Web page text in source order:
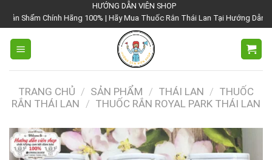
đến
nội
dung
HƯỚNG DẪN VIÊN SHOP
Hãng 100% | Hãy Mua Thuốc Rắn Thái Lan Tại Hướng Dẫn Viên Shop | Với
TRANG CHỦ / SẢN PHẨM / THÁI LAN / THUỐC
RẮN THÁI LAN / THUỐC RẮN ROYAL PARK THÁI LAN